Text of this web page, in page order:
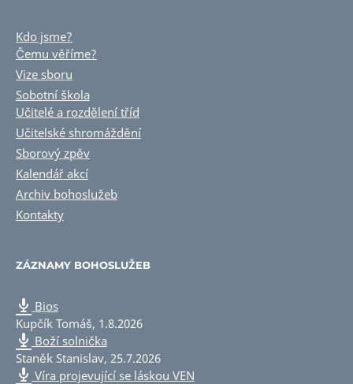
Kdo jsme?
Čemu věříme?
Vize sboru
Sobotní škola
Učitelé a rozdělení tříd
Učitelské shromáždění
Sborový zpěv
Kalendář akcí
Archiv bohoslužeb
Kontakty
ZÁZNAMY BOHOSLUŽEB
Bios
Kupčík Tomáš, 1.8.2026
Boží solnička
Staněk Stanislav, 25.7.2026
Víra projevující se láskou VEN